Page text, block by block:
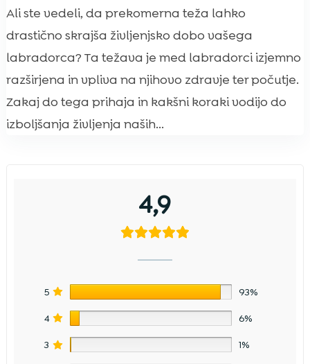
Ali ste vedeli, da prekomerna teža lahko
drastično skrajša življenjsko dobo vašega
labradorca? Ta težava je med labradorci izjemno
razširjena in vpliva na njihovo zdravje ter počutje.
Zakaj do tega prihaja in kakšni koraki vodijo do
izboljšanja življenja naših...
4,9
5 93%
4 6%
3 1%